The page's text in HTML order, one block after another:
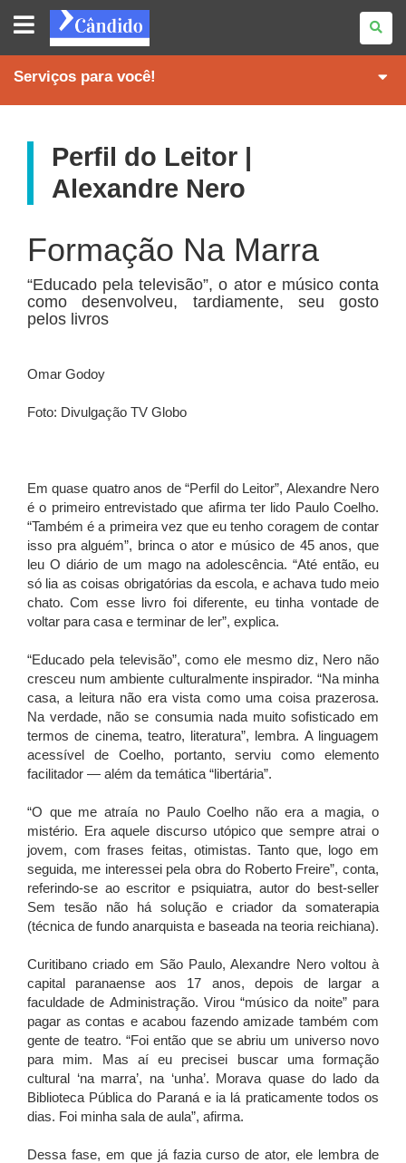
REVISTA
CÂNDIDO
Serviços para você!
Perfil do Leitor |
Alexandre Nero
Formação Na Marra
“Educado pela televisão”, o ator e músico conta
como desenvolveu, tardiamente, seu gosto
pelos livros
Omar Godoy
Foto: Divulgação TV Globo
Em quase quatro anos de “Perfil do Leitor”, Alexandre Nero
é o primeiro entrevistado que afirma ter lido Paulo Coelho.
“Também é a primeira vez que eu tenho coragem de contar
isso pra alguém”, brinca o ator e músico de 45 anos, que
leu O diário de um mago na adolescência. “Até então, eu
só lia as coisas obrigatórias da escola, e achava tudo meio
chato. Com esse livro foi diferente, eu tinha vontade de
voltar para casa e terminar de ler”, explica.
“Educado pela televisão”, como ele mesmo diz, Nero não
cresceu num ambiente culturalmente inspirador. “Na minha
casa, a leitura não era vista como uma coisa prazerosa.
Na verdade, não se consumia nada muito sofisticado em
termos de cinema, teatro, literatura”, lembra. A linguagem
acessível de Coelho, portanto, serviu como elemento
facilitador — além da temática “libertária”.
“O que me atraía no Paulo Coelho não era a magia, o
mistério. Era aquele discurso utópico que sempre atrai o
jovem, com frases feitas, otimistas. Tanto que, logo em
seguida, me interessei pela obra do Roberto Freire”, conta,
referindo-se ao escritor e psiquiatra, autor do best-seller
Sem tesão não há solução e criador da somaterapia
(técnica de fundo anarquista e baseada na teoria reichiana).
Curitibano criado em São Paulo, Alexandre Nero voltou à
capital paranaense aos 17 anos, depois de largar a
faculdade de Administração. Virou “músico da noite” para
pagar as contas e acabou fazendo amizade também com
gente de teatro. “Foi então que se abriu um universo novo
para mim. Mas aí eu precisei buscar uma formação
cultural ‘na marra’, na ‘unha’. Morava quase do lado da
Biblioteca Pública do Paraná e ia lá praticamente todos os
dias. Foi minha sala de aula”, afirma.
Dessa fase, em que já fazia curso de ator, ele lembra de